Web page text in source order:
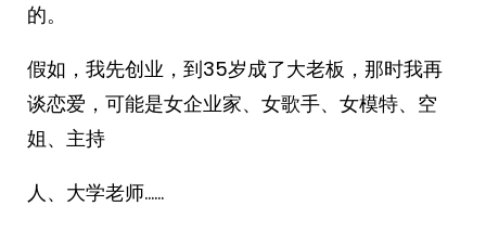
的。
假如，我先创业，到35岁成了大老板，那时我再
谈恋爱，可能是女企业家、女歌手、女模特、空
姐、主持
人、大学老师……